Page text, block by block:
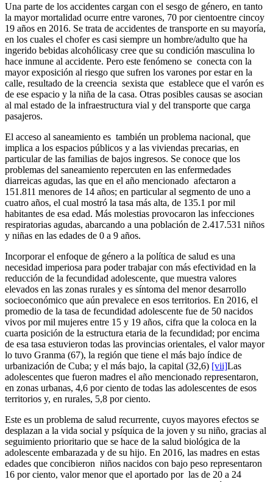
Una parte de los accidentes cargan con el sesgo de género, en tanto
la mayor mortalidad ocurre entre varones, 70 por cientoentre cincoy
19 años en 2016. Se trata de accidentes de transporte en su mayoría,
en los cuales el chofer es casi siempre un hombre/adulto que ha
ingerido bebidas alcohólicasy cree que su condición masculina lo
hace inmune al accidente. Pero este fenómeno se conecta con la
mayor exposición al riesgo que sufren los varones por estar en la
calle, resultado de la creencia sexista que establece que el varón es
de ese espacio y la niña de la casa. Otras posibles causas se asocian
al mal estado de la infraestructura vial y del transporte que carga
pasajeros.
El acceso al saneamiento es también un problema nacional, que
implica a los espacios públicos y a las viviendas precarias, en
particular de las familias de bajos ingresos. Se conoce que los
problemas del saneamiento repercuten en las enfermedades
diarreicas agudas, las que en el año mencionado afectaron a
151.811 menores de 14 años; en particular al segmento de uno a
cuatro años, el cual mostró la tasa más alta, de 135.1 por mil
habitantes de esa edad. Más molestias provocaron las infecciones
respiratorias agudas, abarcando a una población de 2.417.531 niños
y niñas en las edades de 0 a 9 años.
Incorporar el enfoque de género a la política de salud es una
necesidad imperiosa para poder trabajar con más efectividad en la
reducción de la fecundidad adolescente, que muestra valores
elevados en las zonas rurales y es síntoma del menor desarrollo
socioeconómico que aún prevalece en esos territorios. En 2016, el
promedio de la tasa de fecundidad adolescente fue de 50 nacidos
vivos por mil mujeres entre 15 y 19 años, cifra que la coloca en la
cuarta posición de la estructura etaria de la fecundidad; por encima
de esa tasa estuvieron todas las provincias orientales, el valor mayor
lo tuvo Granma (67), la región que tiene el más bajo índice de
urbanización de Cuba; y el más bajo, la capital (32,6) [vii]Las
adolescentes que fueron madres el año mencionado representaron,
en zonas urbanas, 4,6 por ciento de todas las adolescentes de esos
territorios y, en rurales, 5,8 por ciento.
Este es un problema de salud recurrente, cuyos mayores efectos se
desplazan a la vida social y psíquica de la joven y su niño, gracias al
seguimiento prioritario que se hace de la salud biológica de la
adolescente embarazada y de su hijo. En 2016, las madres en estas
edades que concibieron niños nacidos con bajo peso representaron
16 por ciento, valor menor que el aportado por las de 20 a 24